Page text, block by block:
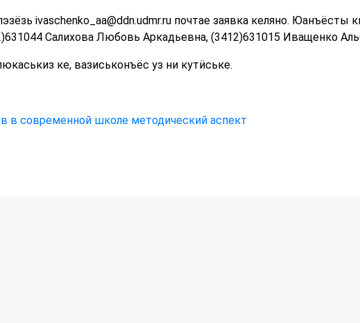
ivaschenko_aa@ddn.udmr.ru почтае заявка келяно. Юанъёсты
Салихова Любовь Аркадьевна, (3412)631015 Иващенко
ке, вазиськонъёс уз ни кутӥське.
в современной школе методический аспект